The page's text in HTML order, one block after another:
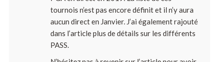
tournois n’est pas encore définit et il n’y aura
aucun direct en Janvier. J’ai également rajouté
dans l’article plus de détails sur les différents
PASS.